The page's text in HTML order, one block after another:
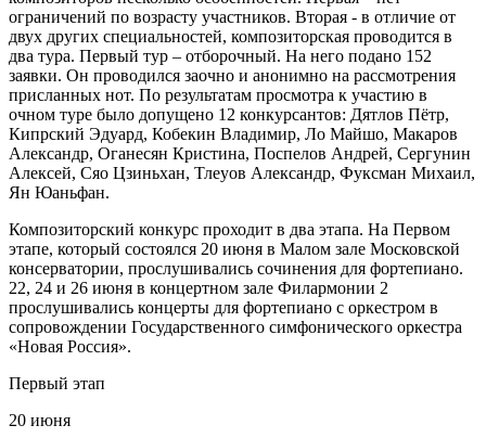
ограничений по возрасту участников. Вторая ‑ в отличие от
двух других специальностей, композиторская проводится в
два тура. Первый тур – отборочный. На него подано 152
заявки. Он проводился заочно и анонимно на рассмотрения
присланных нот. По результатам просмотра к участию в
очном туре было допущено 12 конкурсантов: Дятлов Пётр,
Кипрский Эдуард, Кобекин Владимир, Ло Майшо, Макаров
Александр, Оганесян Кристина, Поспелов Андрей, Сергунин
Алексей, Сяо Цзиньхан, Тлеуов Александр, Фуксман Михаил,
Ян Юаньфан.
Композиторский конкурс проходит в два этапа. На Первом
этапе, который состоялся 20 июня в Малом зале Московской
консерватории, прослушивались сочинения для фортепиано.
22, 24 и 26 июня в концертном зале Филармонии 2
прослушивались концерты для фортепиано с оркестром в
сопровождении Государственного симфонического оркестра
«Новая Россия».
Первый этап
20 июня